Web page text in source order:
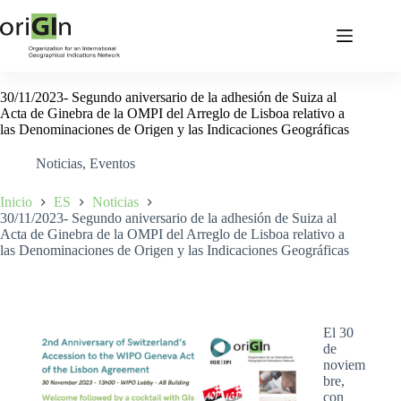
30/11/2023- Segundo aniversario de la adhesión de Suiza al
Acta de Ginebra de la OMPI del Arreglo de Lisboa relativo a
las Denominaciones de Origen y las Indicaciones Geográficas
Noticias, Eventos
Inicio ES
Noticias
30/11/2023- Segundo aniversario de la adhesión de Suiza al
Acta de Ginebra de la OMPI del Arreglo de Lisboa relativo a
las Denominaciones de Origen y las Indicaciones Geográficas
El 30
de
noviem
bre,
con